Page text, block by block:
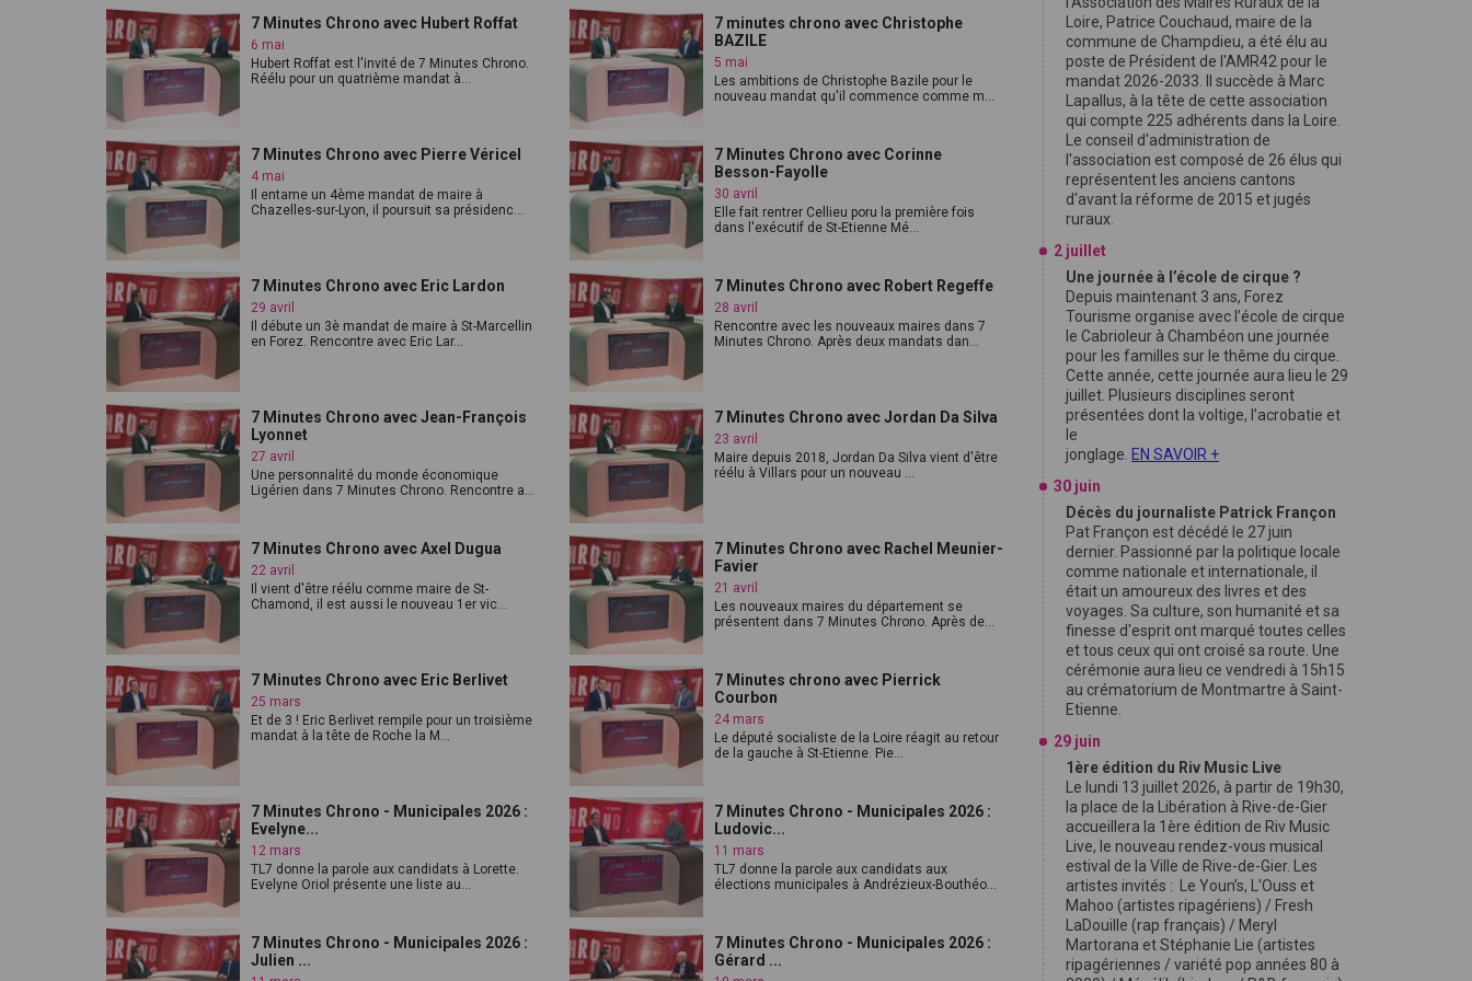
7 Minutes Chrono avec Hubert Roffat
6 mai
Hubert Roffat est l'invité de 7 Minutes Chrono.
Réélu pour un quatrième mandat à...
7 minutes chrono avec Christophe
BAZILE
5 mai
Les ambitions de Christophe Bazile pour le
nouveau mandat qu'il commence comme m...
7 Minutes Chrono avec Pierre Véricel
4 mai
Il entame un 4ème mandat de maire à
Chazelles-sur-Lyon, il poursuit sa présidenc...
7 Minutes Chrono avec Corinne
Besson-Fayolle
30 avril
Elle fait rentrer Cellieu poru la première fois
dans l'exécutif de St-Etienne Mé...
7 Minutes Chrono avec Eric Lardon
29 avril
Il débute un 3è mandat de maire à St-Marcellin
en Forez. Rencontre avec Eric Lar...
7 Minutes Chrono avec Robert Regeffe
28 avril
Rencontre avec les nouveaux maires dans 7
Minutes Chrono. Après deux mandats dan...
7 Minutes Chrono avec Jean-François
Lyonnet
27 avril
Une personnalité du monde économique
Ligérien dans 7 Minutes Chrono. Rencontre a...
7 Minutes Chrono avec Jordan Da Silva
23 avril
Maire depuis 2018, Jordan Da Silva vient d'être
réélu à Villars pour un nouveau ...
7 Minutes Chrono avec Axel Dugua
22 avril
Il vient d'être réélu comme maire de St-
Chamond, il est aussi le nouveau 1er vic...
7 Minutes Chrono avec Rachel Meunier-
Favier
21 avril
Les nouveaux maires du département se
présentent dans 7 Minutes Chrono. Après de...
7 Minutes Chrono avec Eric Berlivet
25 mars
Et de 3 ! Eric Berlivet rempile pour un troisième
mandat à la tête de Roche la M...
7 Minutes chrono avec Pierrick
Courbon
24 mars
Le député socialiste de la Loire réagit au retour
de la gauche à St-Etienne. Pie...
7 Minutes Chrono - Municipales 2026 :
Evelyne...
12 mars
TL7 donne la parole aux candidats à Lorette.
Evelyne Oriol présente une liste au...
7 Minutes Chrono - Municipales 2026 :
Ludovic...
11 mars
TL7 donne la parole aux candidats aux
élections municipales à Andrézieux-Bouthéo...
7 Minutes Chrono - Municipales 2026 :
Julien ...
7 Minutes Chrono - Municipales 2026 :
Gérard ...
Loire, Patrice Couchaud, maire de la
commune de Champdieu, a été élu au
poste de Président de l'AMR42 pour le
mandat 2026-2033. Il succède à Marc
Lapallus, à la tête de cette association
qui compte 225 adhérents dans la Loire.
Le conseil d'administration de
l'association est composé de 26 élus qui
représentent les anciens cantons
d'avant la réforme de 2015 et jugés
ruraux.
2 juillet
Une journée à l’école de cirque ?
Depuis maintenant 3 ans, Forez
Tourisme organise avec l’école de cirque
le Cabrioleur à Chambéon une journée
pour les familles sur le thême du cirque.
Cette année, cette journée aura lieu le 29
juillet. Plusieurs disciplines seront
présentées dont la voltige, l’acrobatie et
le
jonglage. EN SAVOIR +
30 juin
Décès du journaliste Patrick Françon
Pat Françon est décédé le 27 juin
dernier. Passionné par la politique locale
comme nationale et internationale, il
était un amoureux des livres et des
voyages. Sa culture, son humanité et sa
finesse d'esprit ont marqué toutes celles
et tous ceux qui ont croisé sa route. Une
cérémonie aura lieu ce vendredi à 15h15
au crématorium de Montmartre à Saint-
Etienne.
29 juin
1ère édition du Riv Music Live
Le lundi 13 juillet 2026, à partir de 19h30,
la place de la Libération à Rive-de-Gier
accueillera la 1ère édition de Riv Music
Live, le nouveau rendez-vous musical
estival de la Ville de Rive-de-Gier. Les
artistes invités : Le Youn’s, L'Ouss et
Mahoo (artistes ripagériens) / Fresh
LaDouille (rap français) / Meryl
Martorana et Stéphanie Lie (artistes
ripagériennes / variété pop années 80 à